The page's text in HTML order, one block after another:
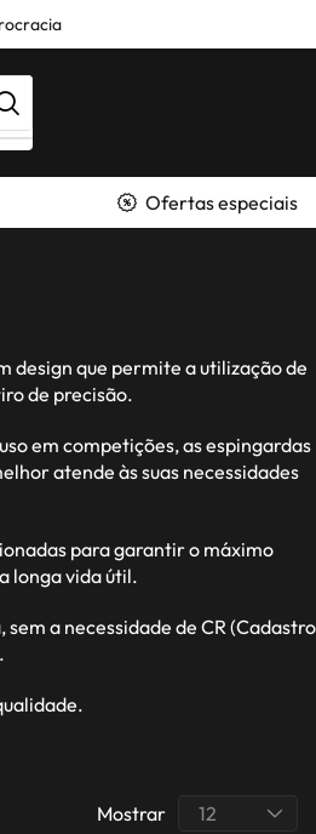
Ofertas especiais
design que permite a utilização de
de precisão.
em competições, as espingardas
atende às suas necessidades
para garantir o máximo
longa vida útil.
a necessidade de CR (Cadastro
Mostrar